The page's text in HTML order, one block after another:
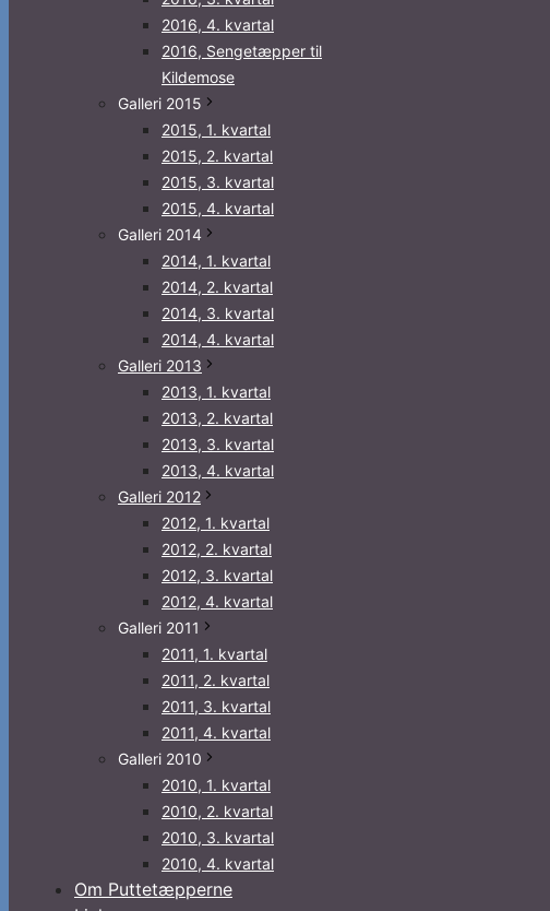
2016, 4. kvartal
2016, Sengetæpper til
Kildemose
Galleri 2015
2015, 1. kvartal
2015, 2. kvartal
2015, 3. kvartal
2015, 4. kvartal
Galleri 2014
2014, 1. kvartal
2014, 2. kvartal
2014, 3. kvartal
2014, 4. kvartal
Galleri 2013
2013, 1. kvartal
2013, 2. kvartal
2013, 3. kvartal
2013, 4. kvartal
Galleri 2012
2012, 1. kvartal
2012, 2. kvartal
2012, 3. kvartal
2012, 4. kvartal
Galleri 2011
2011, 1. kvartal
2011, 2. kvartal
2011, 3. kvartal
2011, 4. kvartal
Galleri 2010
2010, 1. kvartal
2010, 2. kvartal
2010, 3. kvartal
2010, 4. kvartal
Om Puttetæpperne